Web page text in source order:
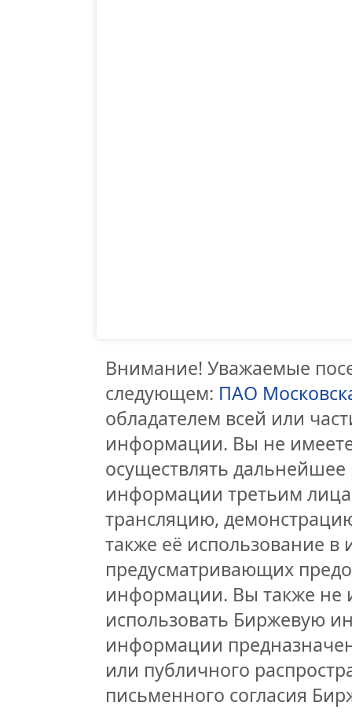
Внимание! Уважаемые
следующем: ПАО
обладателем всей или
информации. Вы не
осуществлять
информации третьим
трансляцию,
также её использование
предусматривающих
информации. Вы также не
использовать Биржевую
информации
или публичного
письменного согласия